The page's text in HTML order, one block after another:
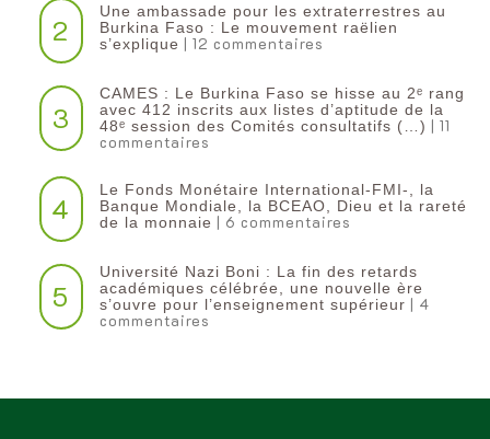
2
Une ambassade pour les extraterrestres au
Burkina Faso : Le mouvement raëlien
s’explique | 12 commentaires
3
CAMES : Le Burkina Faso se hisse au 2ᵉ rang
avec 412 inscrits aux listes d’aptitude de la
48ᵉ session des Comités consultatifs (…) | 11
commentaires
4
Le Fonds Monétaire International-FMI-, la
Banque Mondiale, la BCEAO, Dieu et la rareté
de la monnaie | 6 commentaires
5
Université Nazi Boni : La fin des retards
académiques célébrée, une nouvelle ère
s’ouvre pour l’enseignement supérieur | 4
commentaires